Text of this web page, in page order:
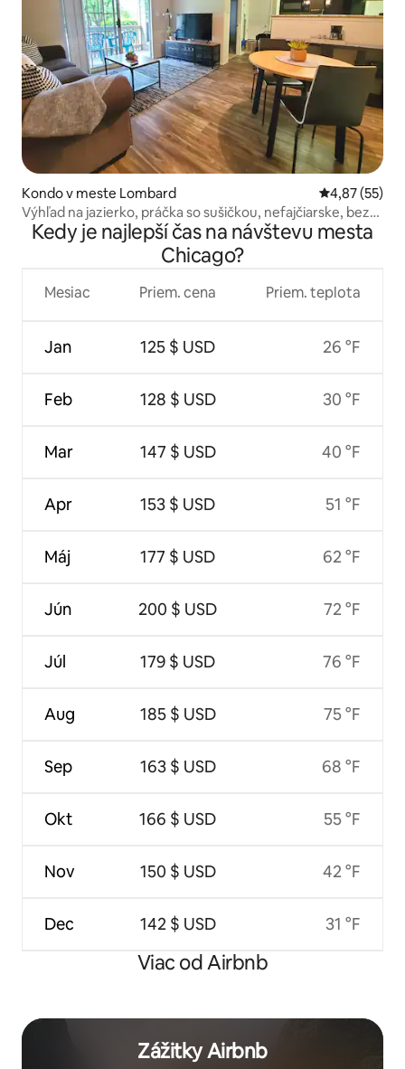
Kondo v meste Lombard Priemerné
4,87 (55)
Výhľad na jazierko, práčka so sušičkou, nefajčiarske, bez
domácich zvierat
Kedy je najlepší čas na návštevu mesta
Chicago?
Mesiac
Jan
Feb
Mar
Apr
Máj
Jún
Júl
Aug
Sep
Okt
Nov
Dec
Priem. cena
125 $ USD
128 $ USD
147 $ USD
153 $ USD
177 $ USD
200 $ USD
179 $ USD
185 $ USD
163 $ USD
166 $ USD
150 $ USD
142 $ USD
Priem. teplota
26 °F
30 °F
40 °F
51 °F
62 °F
72 °F
76 °F
75 °F
68 °F
55 °F
42 °F
31 °F
Viac od Airbnb
Zážitky Airbnb